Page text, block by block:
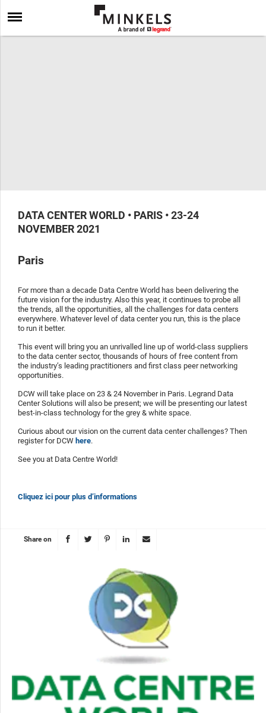
DATA CENTER WORLD • PARIS • 23-24
NOVEMBER 2021
Paris
For more than a decade Data Centre World has been delivering the
future vision for the industry. Also this year, it continues to probe all
the trends, all the opportunities, all the challenges for data centers
everywhere. Whatever level of data center you run, this is the place
to run it better.
This event will bring you an unrivalled line up of world-class suppliers
to the data center sector, thousands of hours of free content from
the industry’s leading practitioners and first class peer networking
opportunities.
DCW will take place on 23 & 24 November in Paris. Legrand Data
Center Solutions will also be present; we will be presenting our latest
best-in-class technology for the grey & white space.
Curious about our vision on the current data center challenges? Then
register for DCW here.
See you at Data Centre World!
Cliquez ici pour plus d’informations
Share on